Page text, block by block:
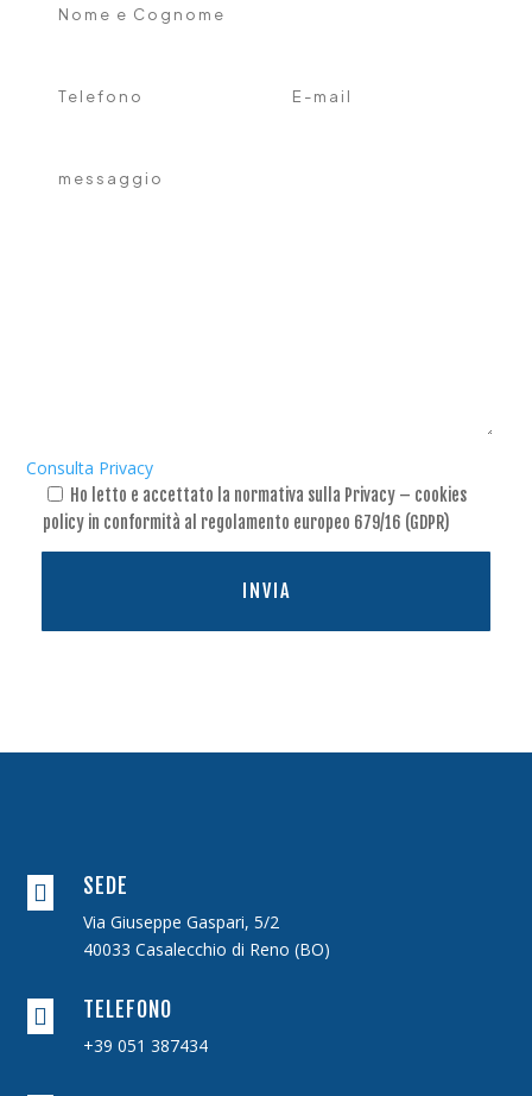
Consulta Privacy
Ho letto e accettato la normativa sulla Privacy – cookies
policy in conformità al regolamento europeo 679/16 (GDPR)
INVIA
 SEDE
Via Giuseppe Gaspari, 5/2
40033 Casalecchio di Reno (BO)
 TELEFONO
+39 051 387434